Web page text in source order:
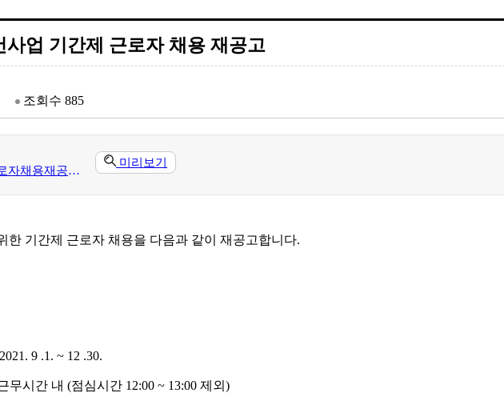
업 기간제 근로자 채용 재공고
조회수 885
고.hwp(32 kb)
미리보기
한 기간제 근로자 채용을 다음과 같이 재공고합니다.
2021. 9 .1. ~ 12 .30.
무시간 내 (점심시간 12:00 ~ 13:00 제외 )